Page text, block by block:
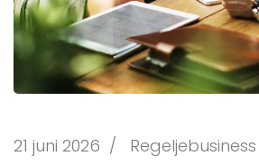
21 juni 2026 / Regeljebusiness